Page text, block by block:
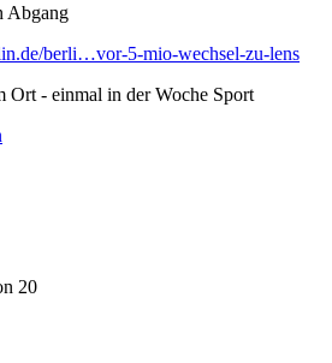
Abgang
berli…vor-5-mio-wechsel-zu-lens
Ort - einmal in der Woche Sport
20